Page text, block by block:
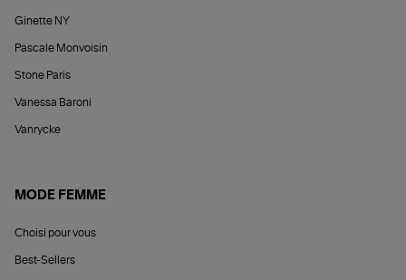
Ginette NY
Pascale Monvoisin
Stone Paris
Vanessa Baroni
Vanrycke
MODE FEMME
Choisi pour vous
Best-Sellers